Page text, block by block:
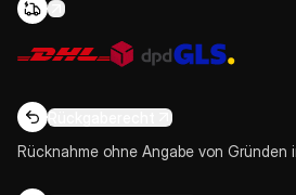
Rückgaberecht
Rücknahme ohne Angabe von Gründen